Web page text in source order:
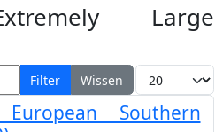
Large
Filter Wissen Toon #
Southern